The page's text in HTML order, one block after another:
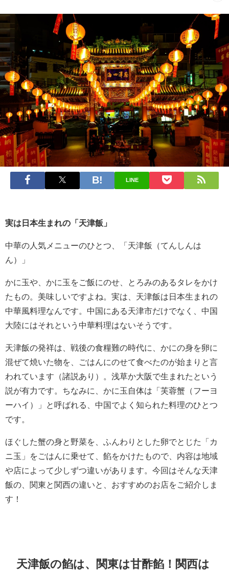
LINE
実は日本生まれの「天津飯」
中華の人気メニューのひとつ、「天津飯（てんしんは
ん）」
かに玉や、かに玉をご飯にのせ、とろみのあるタレをかけ
たもの。美味しいですよね。実は、天津飯は日本生まれの
中華風料理なんです。中国にある天津市だけでなく、中国
大陸にはそれという中華料理はないそうです。
天津飯の発祥は、戦後の食糧難の時代に、かにの身を卵に
混ぜて焼いた物を、ごはんにのせて食べたのが始まりと言
われています（諸説あり）。浅草か大阪で生まれたという
説が有力です。ちなみに、かに玉自体は「芙蓉蟹（フーヨ
ーハイ）」と呼ばれる、中国でよく知られた料理のひとつ
です。
ほぐした蟹の身と野菜を、ふんわりとした卵でとじた「カ
ニ玉」をごはんに乗せて、餡をかけたもので、内容は地域
や店によって少しずつ違いがあります。今回はそんな天津
飯の、関東と関西の違いと、おすすめのお店をご紹介しま
す！
天津飯の餡は、関東は甘酢餡！関西は